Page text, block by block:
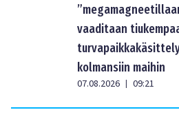
vaaditaan
kolmansiin maihin
07.08.2026 | 09:21